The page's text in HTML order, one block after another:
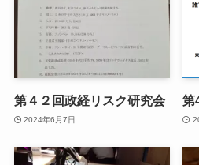
第４２回政経リスク研究会
2024年6月7日
第